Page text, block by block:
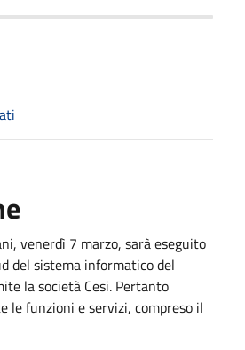
venerdì 7 marzo, sarà eseguito
del sistema informatico del
la società Cesi. Pertanto
le funzioni e servizi, compreso il